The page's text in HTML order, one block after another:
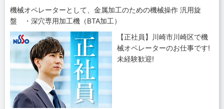
機械オペレーターとして、金属加工のための機械操作 汎用旋
盤 ・深穴専用加工機（BTA加工）
【正社員】川崎市川崎区で機
械オペレーターのお仕事です!
未経験歓迎!